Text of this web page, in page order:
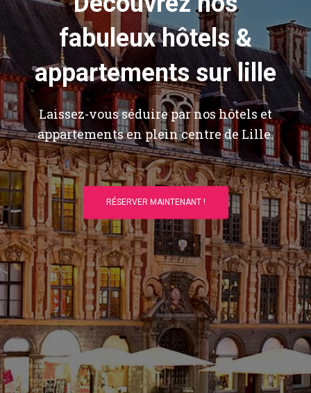
fabuleux hôtels &
appartements sur lille
Laissez-vous séduire par nos hôtels et
appartements en plein centre de Lille.
RÉSERVER MAINTENANT !